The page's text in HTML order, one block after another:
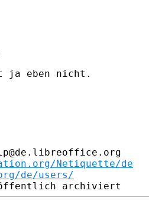
ja eben nicht.
Netiquette/de
de/users/